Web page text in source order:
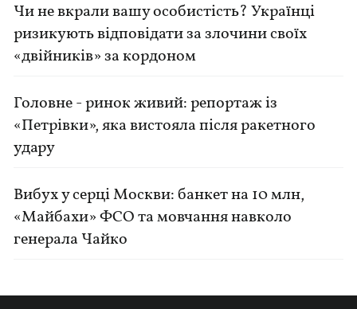
Чи не вкрали вашу особистість? Українці
ризикують відповідати за злочини своїх
«двійників» за кордоном
Головне - ринок живий: репортаж із
«Петрівки», яка вистояла після ракетного
удару
Вибух у серці Москви: банкет на 10 млн,
«Майбахи» ФСО та мовчання навколо
генерала Чайко